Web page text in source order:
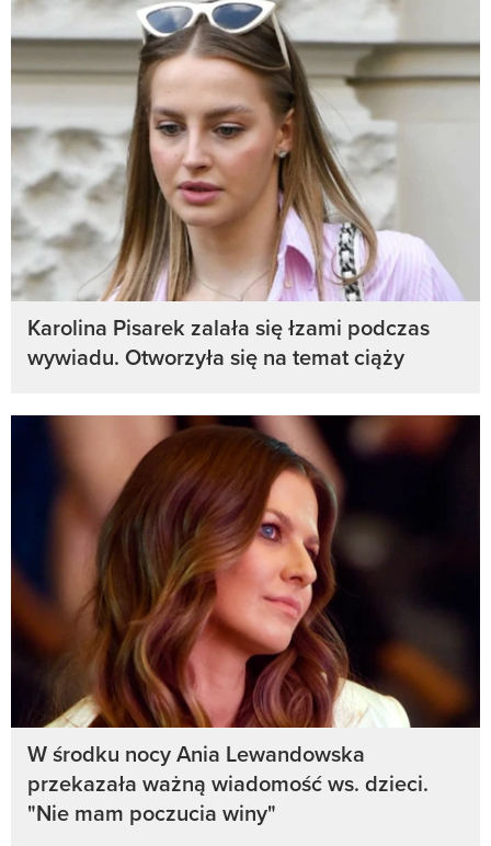
Karolina Pisarek zalała się łzami podczas
wywiadu. Otworzyła się na temat ciąży
W środku nocy Ania Lewandowska
przekazała ważną wiadomość ws. dzieci.
"Nie mam poczucia winy"